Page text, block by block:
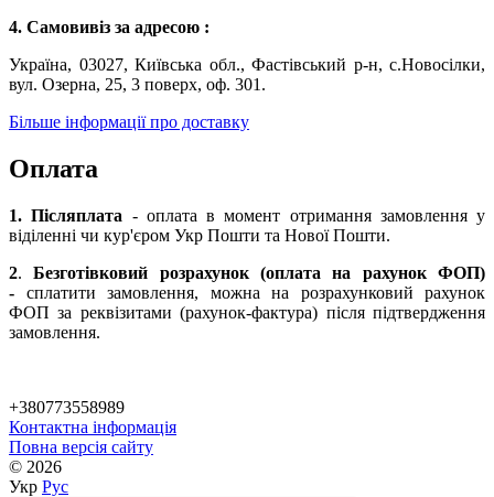
4. Самовивіз за адресою :
Україна, 03027, Київська обл., Фастівський р-н, с.Новосілки,
вул. Озерна, 25, 3 поверх, оф. 301.
Більше інформації про доставку
Оплата
1. Післяплата - оплата в момент отримання замовлення у
віділенні чи кур'єром Укр Пошти та Нової Пошти.
2.Безготівковий розрахунок (оплата на рахунок ФОП)
- сплатити замовлення, можна на розрахунковий рахунок
ФОП за реквізитами (рахунок-фактура) після підтвердження
замовлення.
+380773558989
Контактна інформація
Повна версія сайту
© 2026
Укр Рус